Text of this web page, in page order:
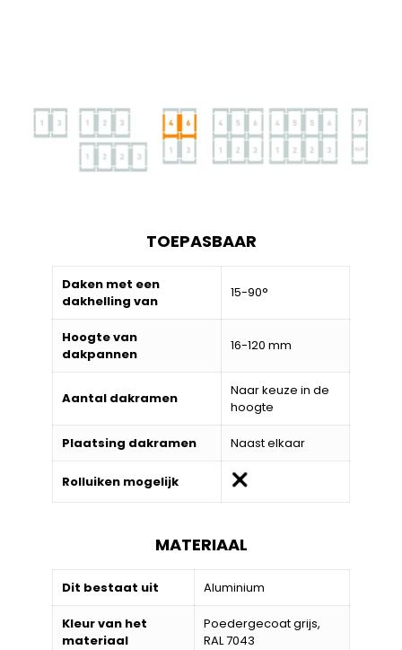
TOEPASBAAR
Daken met een
dakhelling van
15-90°
Hoogte van
dakpannen
16-120 mm
Aantal dakramen
Naar keuze in de
hoogte
Plaatsing dakramen Naast elkaar
Rolluiken mogelijk
MATERIAAL
Dit bestaat uit Aluminium
Kleur van het
materiaal
Poedergecoat grijs,
RAL 7043